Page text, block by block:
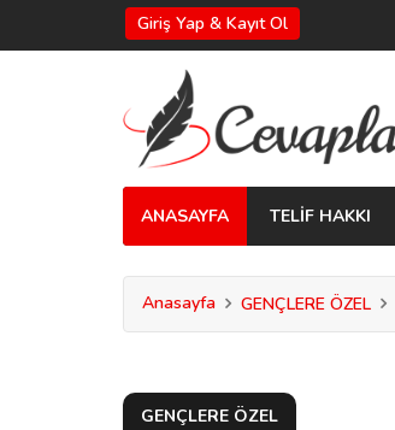
Giriş Yap & Kayıt Ol
ANASAYFA TELİF HAKKI
Anasayfa GENÇLERE ÖZEL
GENÇLERE ÖZEL